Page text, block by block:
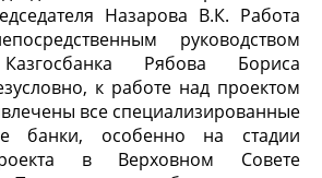
Назарова В.К. Работа
руководством
Казгосбанка Рябова Бориса
к работе над проектом
все специализированные
банки, особенно на стадии
в Верховном Совете